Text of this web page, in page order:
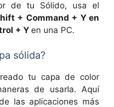
de tu Sólido, usa el
+ Command + Y en
+ Y en una PC.
sólida?
tu capa de color
de usarla. Aquí
las aplicaciones más